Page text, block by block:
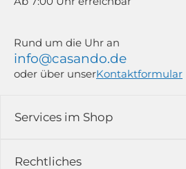
Rechtliches
Services im Shop
Versandkosten
Rund um die Uhr an
info@casando.de
oder über unserKontaktformular